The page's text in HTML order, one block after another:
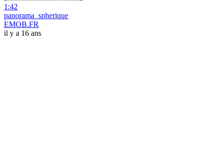
1:42
panorama_spherique
EMOB.FR
il y a 16 ans